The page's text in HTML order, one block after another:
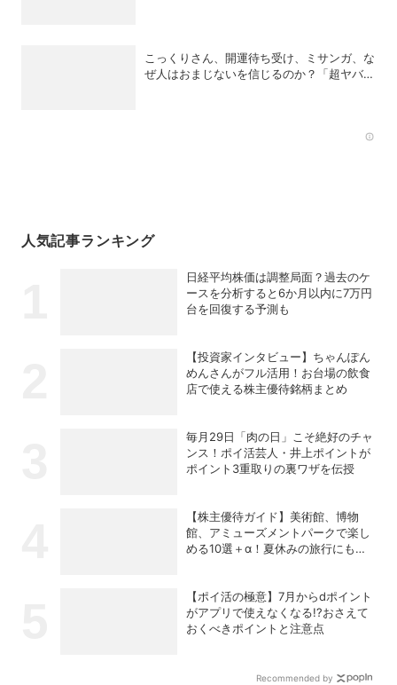
こっくりさん、開運待ち受け、ミサンガ、な
ぜ人はおまじないを信じるのか？「超ヤバイ
人気記事ランキング
日経平均株価は調整局面？過去のケ
ースを分析すると6か月以内に7万円
台を回復する予測も
【投資家インタビュー】ちゃんぽん
めんさんがフル活用！お台場の飲食
店で使える株主優待銘柄まとめ
毎月29日「肉の日」こそ絶好のチャ
ンス！ポイ活芸人・井上ポイントが
ポイント3重取りの裏ワザを伝授
【株主優待ガイド】美術館、博物
館、アミューズメントパークで楽し
める10選＋α！夏休みの旅行にも使
【ポイ活の極意】7月からdポイント
がアプリで使えなくなる!?おさえて
おくべきポイントと注意点
Recommended by